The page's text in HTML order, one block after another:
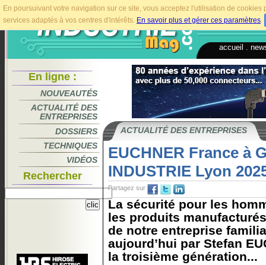
En poursuivant votre navigation sur ce site, vous acceptez l'utilisation de
services adaptés à vos centres d'intérêts. En savoir plus et gérer ces paramètres.
accueil
En ligne :
NOUVEAUTÉS
ACTUALITÉ DES
ENTREPRISES
DOSSIERS
TECHNIQUES
VIDÉOS
Rechercher
ACTUALITÉ DES ENTREPRISES
EUCHNER France à
INDUSTRIE Lyon
Partagez sur
La sécurité pour les
les produits
de notre entreprise
aujourd’hui par Stefan
la troisième génération...